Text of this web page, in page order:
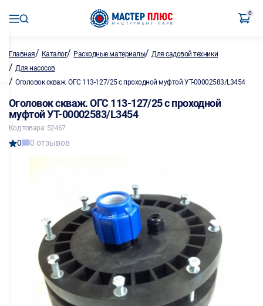
0
Главная/ Каталог/ Расходные материалы/Для садовой техники
/ Для насосов
/ Оголовок скваж. ОГС 113-127/25 с проходной муфтой УТ-00002583/L3454
Оголовок скваж. ОГС 113-127/25 с проходной
муфтой УТ-00002583/L3454
Код товара: 52467
0 0 отзывов